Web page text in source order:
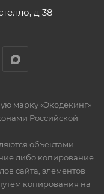
д 38
марку «Экодекинг»
Российской
объектами
либо копирование
сайта, элементов
копирования на